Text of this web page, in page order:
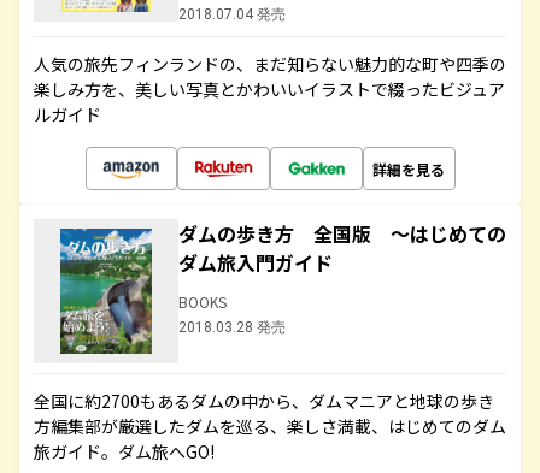
2018.07.04 発売
人気の旅先フィンランドの、まだ知らない魅力的な町や四季の
楽しみ方を、美しい写真とかわいいイラストで綴ったビジュア
ルガイド
詳細を見る
ダムの歩き方 全国版 ～はじめての
ダム旅入門ガイド
BOOKS
2018.03.28 発売
全国に約2700もあるダムの中から、ダムマニアと地球の歩き
方編集部が厳選したダムを巡る、楽しさ満載、はじめてのダム
旅ガイド。ダム旅へGO!